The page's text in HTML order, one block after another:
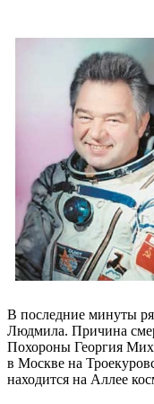
В последние минуты
Людмила. Причина
Похороны Георгия
в Москве на
находится на Аллее